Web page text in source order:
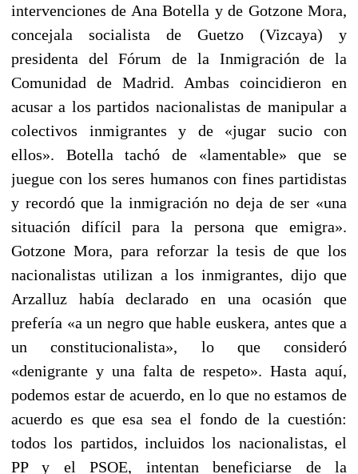
intervenciones de Ana Botella y de Gotzone Mora,
concejala socialista de Guetzo (Vizcaya) y
presidenta del Fórum de la Inmigración de la
Comunidad de Madrid. Ambas coincidieron en
acusar a los partidos nacionalistas de manipular a
colectivos inmigrantes y de «jugar sucio con
ellos». Botella tachó de «lamentable» que se
juegue con los seres humanos con fines partidistas
y recordó que la inmigración no deja de ser «una
situación difícil para la persona que emigra».
Gotzone Mora, para reforzar la tesis de que los
nacionalistas utilizan a los inmigrantes, dijo que
Arzalluz había declarado en una ocasión que
prefería «a un negro que hable euskera, antes que a
un constitucionalista», lo que consideró
«denigrante y una falta de respeto». Hasta aquí,
podemos estar de acuerdo, en lo que no estamos de
acuerdo es que esa sea el fondo de la cuestión:
todos los partidos, incluidos los nacionalistas, el
PP y el PSOE, intentan beneficiarse de la